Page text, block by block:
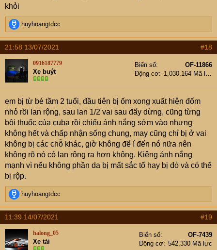
khỏi
R
e
a
c
t
i
o
n
s
:
huyhoangtdcc
21:58 13/07/2021 #18
0916187779
Xe buýt
Biển số
OF-11866
Động cơ
em bị từ bé tầm 2 tuổi, đầu tiên bị ốm xong xuất hiện đốm
nhỏ rồi lan rộng, sau lan 1/2 vai sau đấy dừng, cũng từng
bôi thuốc của cuba rồi chiếu ánh nắng sớm vào nhưng
không hết và chấp nhận sống chung, may cũng chỉ bị ở vai
không bị các chỗ khác, giờ không để í đến nó nữa nên
không rõ nó có lan rộng ra hơn không. Kiêng ánh nắng
mạnh vì nếu không phần da bị mất sắc tố hay bị đỏ và có thể
bị rộp.
R
e
a
c
t
i
o
huyhoangtdcc
11:39 14/07/2021 #19
halong_05
Xe tải
Biển số
OF-7439
Động cơ
542,330 Mã lực